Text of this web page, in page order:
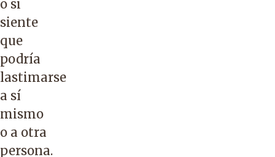
o si
siente
que
podría
lastimarse
a sí
mismo
o a otra
persona.